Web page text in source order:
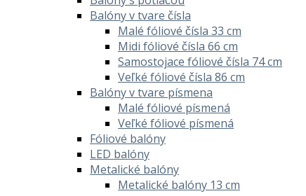
Balóny v tvare čísla
Malé fóliové čísla 33 cm
Midi fóliové čísla 66 cm
Samostojace fóliové čísla 74 cm
Veľké fóliové čísla 86 cm
Balóny v tvare písmena
Malé fóliové písmená
Veľké fóliové písmená
Fóliové balóny
LED balóny
Metalické balóny
Metalické balóny 13 cm